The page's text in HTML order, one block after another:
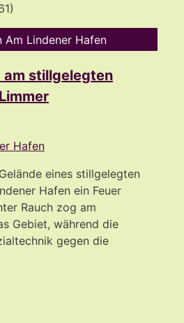
Lindener Hafen
am stillgelegten
eines stillgelegten
Hafen ein Feuer
Rauch zog am
Gebiet, während die
gegen die